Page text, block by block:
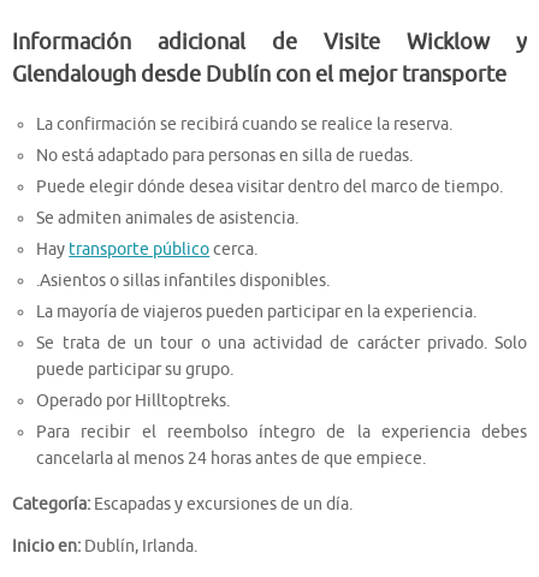
Información adicional de Visite Wicklow y
Glendalough desde Dublín con el mejor transporte
La confirmación se recibirá cuando se realice la reserva.
No está adaptado para personas en silla de ruedas.
Puede elegir dónde desea visitar dentro del marco de tiempo.
Se admiten animales de asistencia.
Hay transporte públicocerca.
.Asientos o sillas infantiles disponibles.
La mayoría de viajeros pueden participar en la experiencia.
Se trata de un tour o una actividad de carácter privado. Solo
puede participar su grupo.
Operado por Hilltoptreks.
Para recibir el reembolso íntegro de la experiencia debes
cancelarla al menos 24 horas antes de que empiece.
Categoría: Escapadas y excursiones de un día.
Inicio en: Dublín, Irlanda.